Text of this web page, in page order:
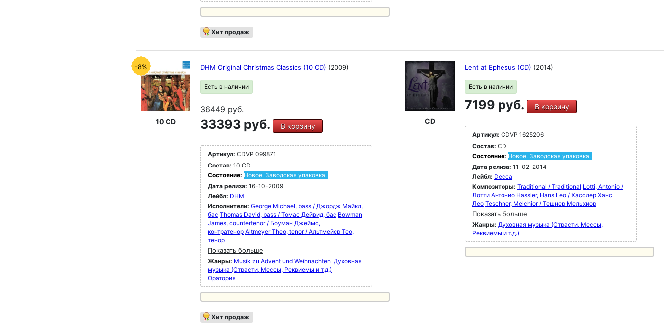
Хит продаж
-8%
10 CD
DHM Original Christmas Classics (10 CD) (2009)
Есть в наличии
36449руб.
33393 руб. В корзину
Артикул: CDVP 099871
Состав: 10 CD
Состояние: Новое. Заводская упаковка.
Дата релиза: 16-10-2009
Лейбл: DHM
Исполнители: George Michael, bass / Джордж Майкл,
бас Thomas David, bass / Томас Дейвид, бас Bowman
James, countertenor / Боуман Джеймс,
контратенор Altmeyer Theo, tenor / Альтмейер Тео,
тенор
Показать больше
Жанры: Musik zu Advent und Weihnachten Духовная
музыка (Страсти, Мессы, Реквиемы и т.д.)
Оратория
Хит продаж
CD
Lent at Ephesus (CD) (2014)
Есть в наличии
7199 руб. В корзину
Артикул: CDVP 1625206
Состав: CD
Состояние: Новое. Заводская упаковка.
Дата релиза: 11-02-2014
Лейбл: Decca
Композиторы: Traditional / Traditional Lotti, Antonio /
Лотти Антонио Hassler, Hans Leo / Хасслер Ханс
Лео Teschner, Melchior / Тешнер Мельхиор
Показать больше
Жанры: Духовная музыка (Страсти, Мессы,
Реквиемы и т.д.)